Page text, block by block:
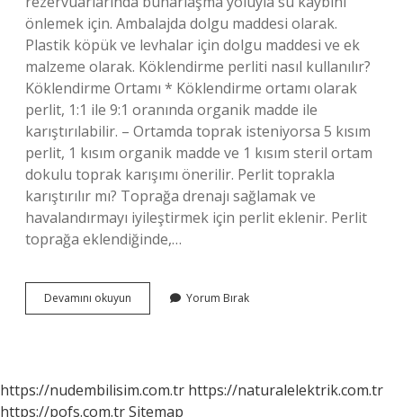
önlemek için. Ambalajda dolgu maddesi olarak.
Plastik köpük ve levhalar için dolgu maddesi ve ek
malzeme olarak. Köklendirme perliti nasıl kullanılır?
Köklendirme Ortamı * Köklendirme ortamı olarak
perlit, 1:1 ile 9:1 oranında organik madde ile
karıştırılabilir. – Ortamda toprak isteniyorsa 5 kısım
perlit, 1 kısım organik madde ve 1 kısım steril ortam
dokulu toprak karışımı önerilir. Perlit toprakla
karıştırılır mı? Toprağa drenajı sağlamak ve
havalandırmayı iyileştirmek için perlit eklenir. Perlit
toprağa eklendiğinde,…
Devamını okuyun
Toprak
Yorum Bırak
https://nudembilisim.com.tr https://naturalelektrik.com.tr
https://pofs.com.trSitemap